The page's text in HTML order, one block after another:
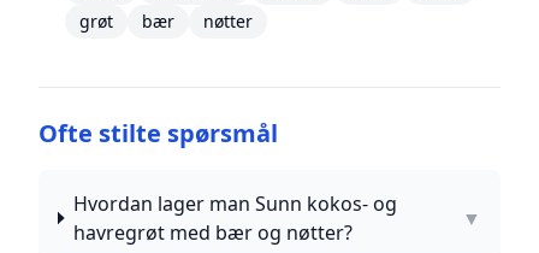
grøt
bær nøtter
Ofte stilte spørsmål
Hvordan lager man Sunn kokos- og
havregrøt med bær og nøtter?
▼